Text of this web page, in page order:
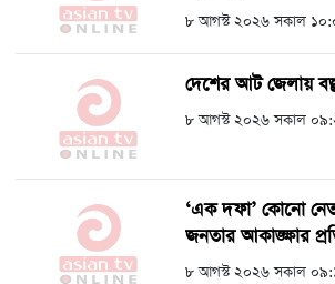
৮ আগস্ট ২০২৬ সকাল
দেশের আট জেলায়
৮ আগস্ট ২০২৬ সকাল
‘এক দফা’ কোনো
জনতার আকাঙ্ক্ষার
৮ আগস্ট ২০২৬ সকাল